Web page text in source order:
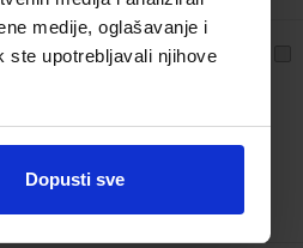
medije, oglašavanje i
ste upotrebljavali njihove
Dopusti sve
10,50 €